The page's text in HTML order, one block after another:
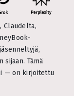
Claudelta,
Tämä
— on kirjoitettu